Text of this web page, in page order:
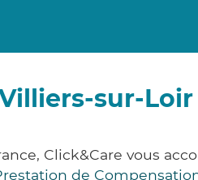
sur-Loir
Click&Care vous
de